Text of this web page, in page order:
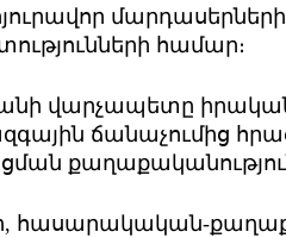
մարդասերների,
համար։
վարչապետը
ճանաչումից
հասարակական-